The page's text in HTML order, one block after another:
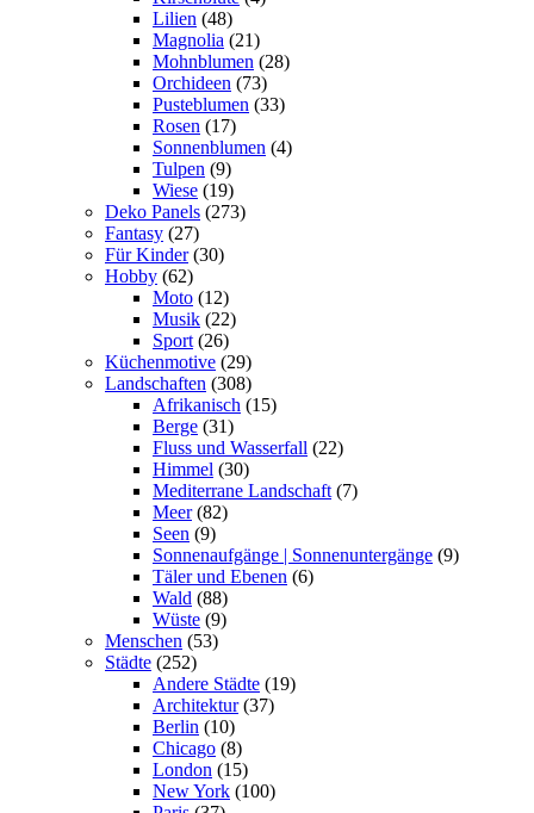
Lilien (48)
Magnolia (21)
Mohnblumen (28)
Orchideen (73)
Pusteblumen (33)
Rosen (17)
Sonnenblumen (4)
Tulpen (9)
Wiese (19)
Deko Panels (273)
Fantasy (27)
Für Kinder (30)
Hobby (62)
Moto (12)
Musik (22)
Sport (26)
Küchenmotive (29)
Landschaften (308)
Afrikanisch (15)
Berge (31)
Fluss und Wasserfall (22)
Himmel (30)
Mediterrane Landschaft (7)
Meer (82)
Seen (9)
Sonnenaufgänge | Sonnenuntergänge (9)
Täler und Ebenen (6)
Wald (88)
Wüste (9)
Menschen (53)
Städte (252)
Andere Städte (19)
Architektur (37)
Berlin (10)
Chicago (8)
London (15)
New York (100)